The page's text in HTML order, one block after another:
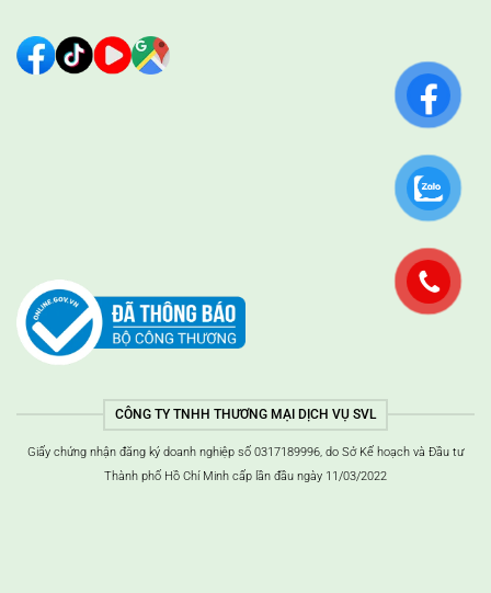
CÔNG TY TNHH THƯƠNG MẠI DỊCH VỤ SVL
Giấy chứng nhận đăng ký doanh nghiệp số 0317189996, do Sở Kế hoạch và Đầu tư
Thành phố Hồ Chí Minh cấp lần đầu ngày 11/03/2022